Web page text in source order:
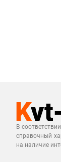
В
справочный
на наличие